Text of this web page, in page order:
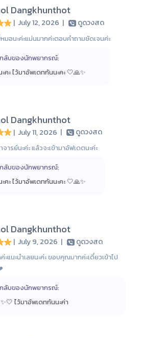
Dangkhunthot
| July 12, 2026 | ดูดวงสด
อนะค่ะแม่นมากค่ะตอบคำถามชัดเจนค่ะ
ลับของนักพยากรณ์:
ะ ไว้มาอัพเดทกันนะคะ 🤍🙏✨
Dangkhunthot
| July 11, 2026 | ดูดวงสด
ารย์นะค่ะ แล้วจะเข้ามาอัฟเดตนะค่ะ
ลับของนักพยากรณ์:
ะ ไว้มาอัพเดทกันนะคะ 🤍🙏✨
Dangkhunthot
| July 9, 2026 | ดูดวงสด
แนะนำเลยนะค่ะ ขอบคุณมากค่ะเดี๋ยวเข้าไป
ลับของนักพยากรณ์:
ไว้มาอัพเดทกันนะค่า